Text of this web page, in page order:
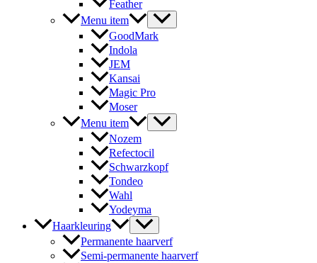
Feather
Menu item
GoodMark
Indola
JEM
Kansai
Magic Pro
Moser
Menu item
Nozem
Refectocil
Schwarzkopf
Tondeo
Wahl
Yodeyma
Haarkleuring
Permanente haarverf
Semi-permanente haarverf